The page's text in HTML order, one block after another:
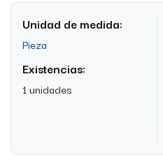
Unidad de medida:
Pieza
Existencias:
1 unidades